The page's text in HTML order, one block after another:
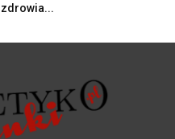
zdrowia...